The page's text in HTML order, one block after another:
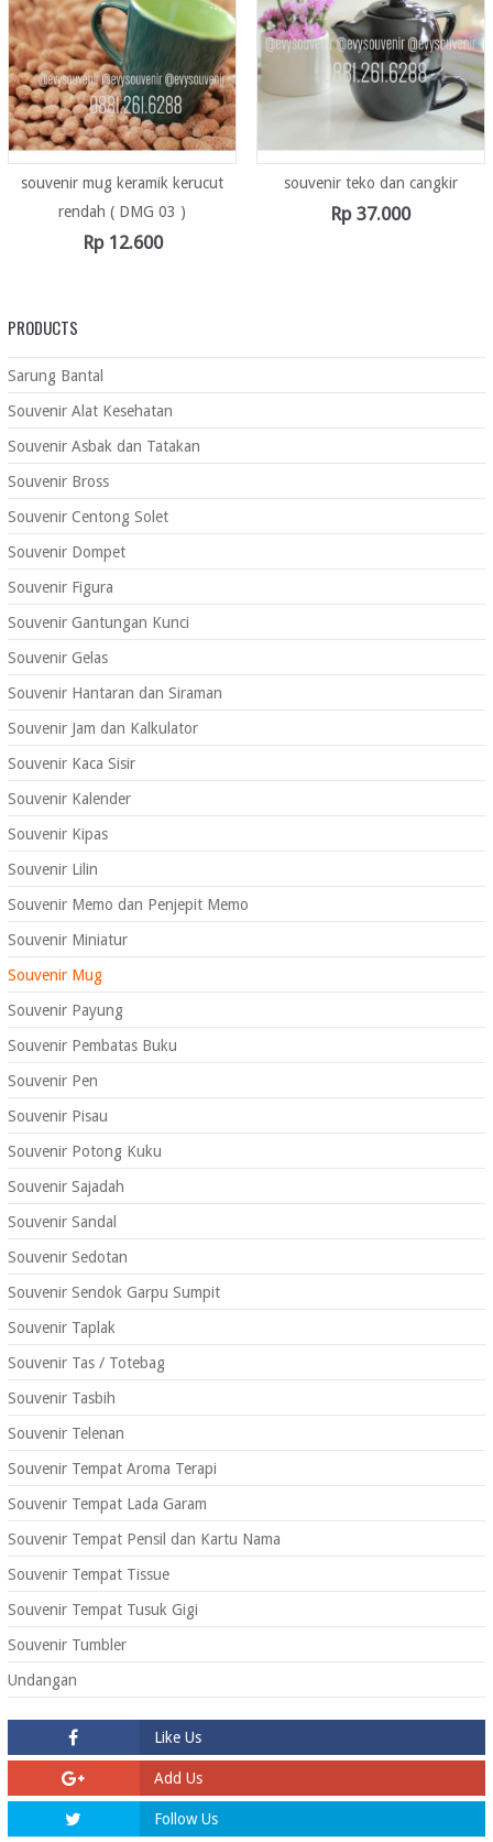
souvenir mug keramik kerucut
rendah ( DMG 03 )
Rp12.600
souvenir teko dan cangkir
Rp 37.000
PRODUCTS
Sarung Bantal
Souvenir Alat Kesehatan
Souvenir Asbak dan Tatakan
Souvenir Bross
Souvenir Centong Solet
Souvenir Dompet
Souvenir Figura
Souvenir Gantungan Kunci
Souvenir Gelas
Souvenir Hantaran dan Siraman
Souvenir Jam dan Kalkulator
Souvenir Kaca Sisir
Souvenir Kalender
Souvenir Kipas
Souvenir Lilin
Souvenir Memo dan Penjepit Memo
Souvenir Miniatur
Souvenir Mug
Souvenir Payung
Souvenir Pembatas Buku
Souvenir Pen
Souvenir Pisau
Souvenir Potong Kuku
Souvenir Sajadah
Souvenir Sandal
Souvenir Sedotan
Souvenir Sendok Garpu Sumpit
Souvenir Taplak
Souvenir Tas / Totebag
Souvenir Tasbih
Souvenir Telenan
Souvenir Tempat Aroma Terapi
Souvenir Tempat Lada Garam
Souvenir Tempat Pensil dan Kartu Nama
Souvenir Tempat Tissue
Souvenir Tempat Tusuk Gigi
Souvenir Tumbler
Undangan
Like Us
Add Us
Follow Us